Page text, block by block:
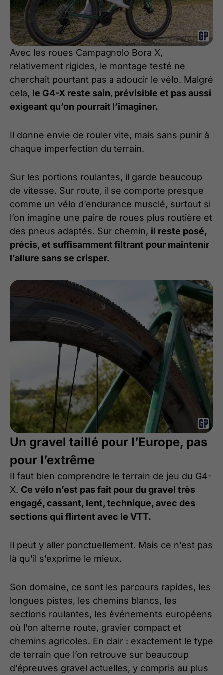
Avec les roues Campagnolo Bora X,
relativement rigides, le montage testé ne
cherchait pourtant pas à adoucir le vélo. Malgré
cela, le G4-X reste sain, prévisible et pas aussi
exigeant qu’on pourrait l’imaginer.
Il donne envie de rouler vite, mais sans punir à
chaque imperfection du terrain.
Sur les portions roulantes, il garde beaucoup
de vitesse. Sur route, il se comporte presque
comme un vélo d’endurance musclé, surtout si
l’on imagine une paire de roues plus routière et
des pneus adaptés. Sur chemin, il reste posé,
précis, et suffisamment filtrant pour maintenir
l’allure sans se crisper.
Un gravel taillé pour l’Europe, pas
pour l’extrême
Il faut bien comprendre le terrain de jeu du G4-
X. Ce vélo n’est pas fait pour du gravel très
engagé, cassant, lent, technique, avec des
sections qui flirtent avec le VTT.
Il peut y aller ponctuellement. Mais ce n’est pas
là qu’il s’exprime le mieux.
Son domaine, ce sont les parcours rapides, les
longues pistes, les chemins blancs, les
sections roulantes, les événements européens
où l’on alterne route, gravier compact et
chemins agricoles. En clair : exactement le type
de terrain que l’on retrouve sur beaucoup
d’épreuves gravel actuelles, y compris au plus